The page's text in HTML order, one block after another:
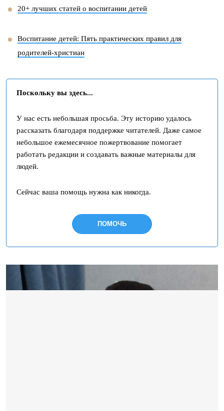
20+ лучших статей о воспитании детей
Воспитание детей: Пять практических правил для
родителей-христиан
Поскольку вы здесь...
У нас есть небольшая просьба. Эту историю удалось
рассказать благодаря поддержке читателей. Даже самое
небольшое ежемесячное пожертвование помогает
работать редакции и создавать важные материалы для
людей.
Сейчас ваша помощь нужна как никогда.
ПОМОЧЬ